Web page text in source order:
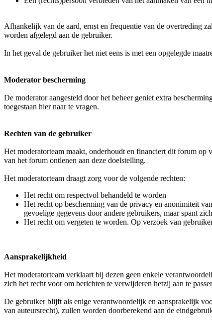
Afhankelijk van de aard, ernst en frequentie van de overtreding
worden afgelegd aan de gebruiker.
In het geval de gebruiker het niet eens is met een opgelegde
Moderator bescherming
De moderator aangesteld door het beheer geniet extra
toegestaan hier naar te vragen.
Rechten van de gebruiker
Het moderatorteam maakt, onderhoudt en financiert dit forum
van het forum ontlenen aan deze doelstelling.
Het moderatorteam draagt zorg voor de volgende rechten:
Het recht om respectvol behandeld te worden
Het recht op bescherming van de privacy en anonimiteit
gevoelige gegevens door andere gebruikers, maar spant
Het recht om vergeten te worden. Op verzoek van
Aansprakelijkheid
Het moderatorteam verklaart bij dezen geen enkele
zich het recht voor om berichten te verwijderen hetzij aan te
De gebruiker blijft als enige verantwoordelijk en aansprakelijk
van auteursrecht), zullen worden doorberekend aan de